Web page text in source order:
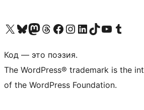
Посетите нас в X (ранее Twitter)
Посетите нашу учётную запись в Bluesky
Посетите нашу ленту в Mastodon
Посетите нашу учётную запись в Threads
Посетите нашу страницу на Facebook
Посетите наш Instagram
Посетите нашу страницу в LinkedIn
Посетите нашу учётную запись в TikTok
Посетите наш канал YouTube
Посетите нашу учётную запись в Tumblr
Код — это поэзия.
The WordPress® trademark is the
of the WordPress Foundation.